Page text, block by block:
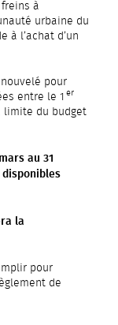
à
urbaine du
à l’achat d’un
pour
entre le 1 er
limite du budget
au 31
la
pour
de